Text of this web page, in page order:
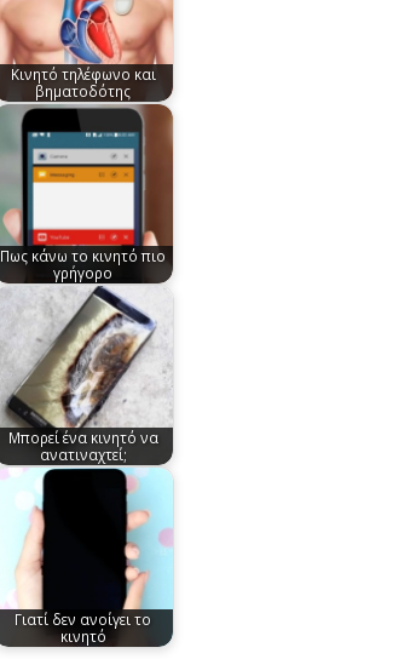
Κινητό τηλέφωνο και
βηματοδότης
Πως κάνω το κινητό πιο
γρήγορο
Μπορεί ένα κινητό να
ανατιναχτεί;
Γιατί δεν ανοίγει το
κινητό